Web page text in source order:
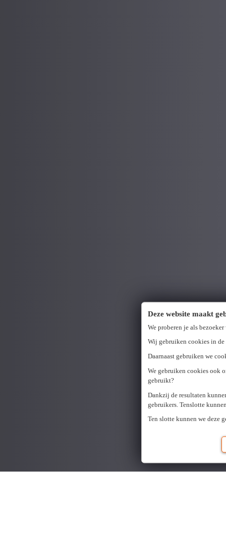
Deze website maakt
We proberen je als
Wij gebruiken cookies in de
Daarnaast gebruiken we
We gebruiken cookies ook
gebruikt?
Dankzij de resultaten
gebruikers. Tenslotte
Ten slotte kunnen we deze